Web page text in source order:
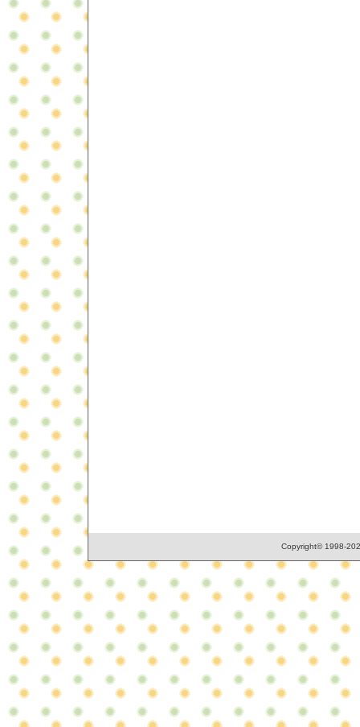
Copyright© 1998-